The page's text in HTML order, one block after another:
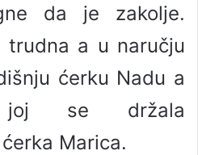
da je zakolje.
a u naručju
ćerku Nadu a
se držala
Marica.